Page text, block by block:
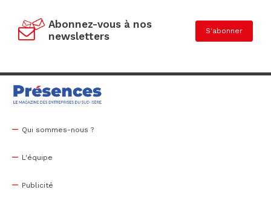
Abonnez-vous à nos
newsletters
S'abonner
Qui sommes-nous ?
L'équipe
Publicité